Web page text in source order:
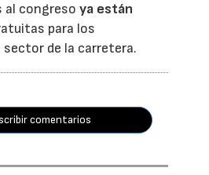
al congresoya están
para los
de la carretera.
comentarios